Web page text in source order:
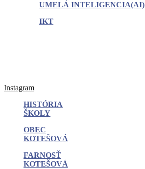
UMELÁ INTELIGENCIA(AI)
IKT
Instagram
HISTÓRIA
ŠKOLY
OBEC
KOTEŠOVÁ
FARNOSŤ
KOTEŠOVÁ